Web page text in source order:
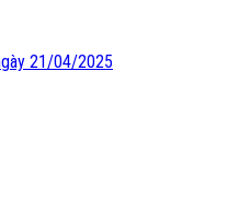
21/04/2025